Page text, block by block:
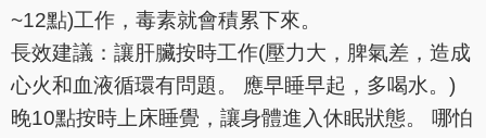
~12點)工作，毒素就會積累下來。
長效建議：讓肝臟按時工作(壓力大，脾氣差，造成
心火和血液循環有問題。 應早睡早起，多喝水。)
晚10點按時上床睡覺，讓身體進入休眠狀態。 哪怕